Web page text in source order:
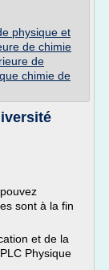
physique et
de chimie
de
chimie de
sont à la fin
et de la
Physique